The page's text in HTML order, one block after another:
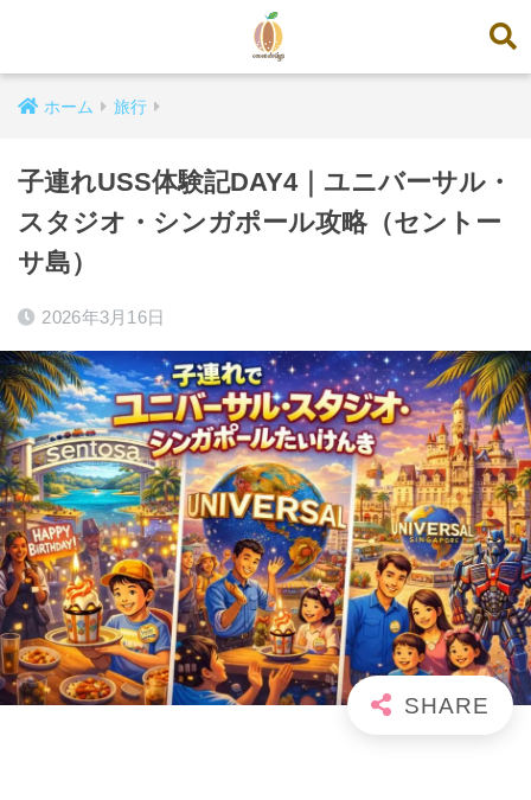
ホーム 旅行
子連れUSS体験記DAY4｜ユニバーサル・
スタジオ・シンガポール攻略（セントー
サ島）
2026年3月16日